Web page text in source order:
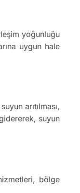
yoğunluğu
uygun hale
arıtılması,
suyun
bölge